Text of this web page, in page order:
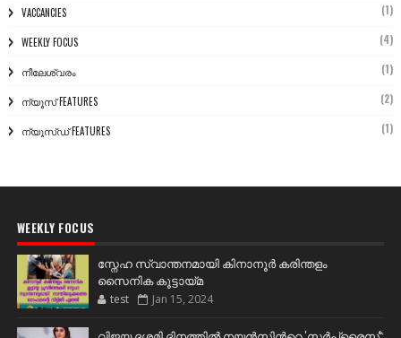
VACCANCIES (1)
WEEKLY FOCUS (4)
നീലേശ്വരം (1)
ന്യൂസ് FEATURES (2)
ന്യൂസ്ഡ് FEATURES (1)
WEEKLY FOCUS
സ്നേഹ സ്വാന്തനമായി കിനാനൂർ കരിന്തളം
സൈനിക കൂട്ടായ്മ
test Jan 15, 2024